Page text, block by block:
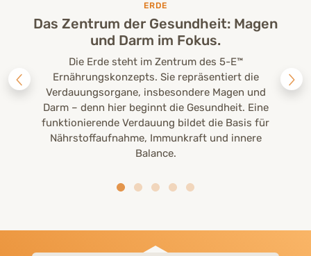
ERDE
Das Zentrum der Gesundheit: Magen
und Darm im Fokus.
Die Erde steht im Zentrum des 5-E™
Ernährungskonzepts. Sie repräsentiert die
Verdauungsorgane, insbesondere Magen und
Darm – denn hier beginnt die Gesundheit. Eine
funktionierende Verdauung bildet die Basis für
Nährstoffaufnahme, Immunkraft und innere
Balance.